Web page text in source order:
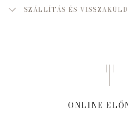
SZÁLLÍTÁS ÉS
ONLINE